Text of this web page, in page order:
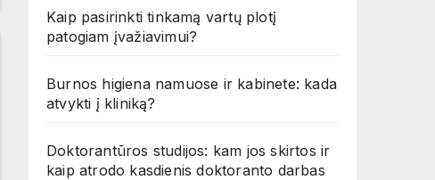
Kaip pasirinkti tinkamą vartų plotį
patogiam įvažiavimui?
Burnos higiena namuose ir kabinete: kada
atvykti į kliniką?
Doktorantūros studijos: kam jos skirtos ir
kaip atrodo kasdienis doktoranto darbas